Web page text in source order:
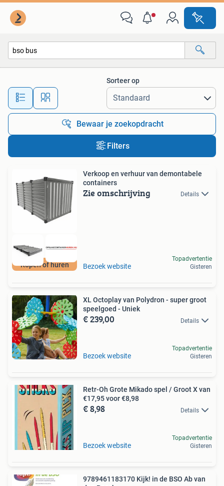
Alle afstanden…
Sorteer op
Bewaar je zoekopdracht
Filters
Kopen of huren
Verkoop en verhuur van demontabele
containers
Zie omschrijving Details
Bezoek website
Topadvertentie
Gisteren
XL Octoplay van Polydron - super groot
speelgoed - Uniek
€ 239,00 Details
Bezoek website
Topadvertentie
Gisteren
Retr-Oh Grote Mikado spel / Groot X van
€17,95 voor €8,98
€ 8,98 Details
Bezoek website
Topadvertentie
Gisteren
9789461183170 Kijk! in de BSO Ab van